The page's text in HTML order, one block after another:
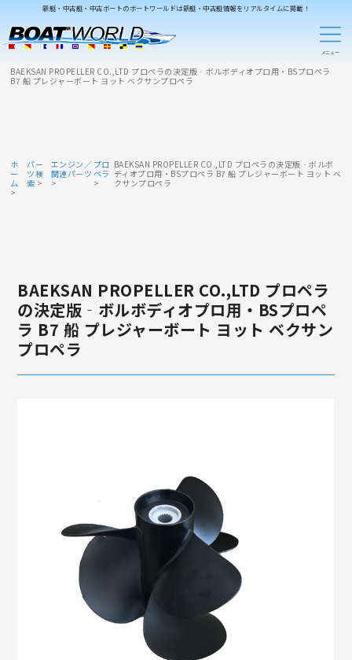
新艇・中古艇・中古ボートのボートワールドは新艇・中古艇情報をリアルタイムに掲載！
BAEKSAN PROPELLER CO.,LTD プロペラの決定版‐ボルボディオプロ用・BSプロペラ
B7 船 プレジャーボート ヨット ベクサンプロペラ
ホ
ー
ム
パー
ツ検
索
エンジン／
関連パーツ
プロ
ペラ
BAEKSAN PROPELLER CO.,LTD プロペラの決定版‐ボルボ
ディオプロ用・BSプロペラ B7 船 プレジャーボート ヨット ベ
クサンプロペラ
BAEKSAN PROPELLER CO.,LTD プロペラ
の決定版‐ボルボディオプロ用・BSプロペ
ラ B7 船 プレジャーボート ヨット ベクサン
プロペラ